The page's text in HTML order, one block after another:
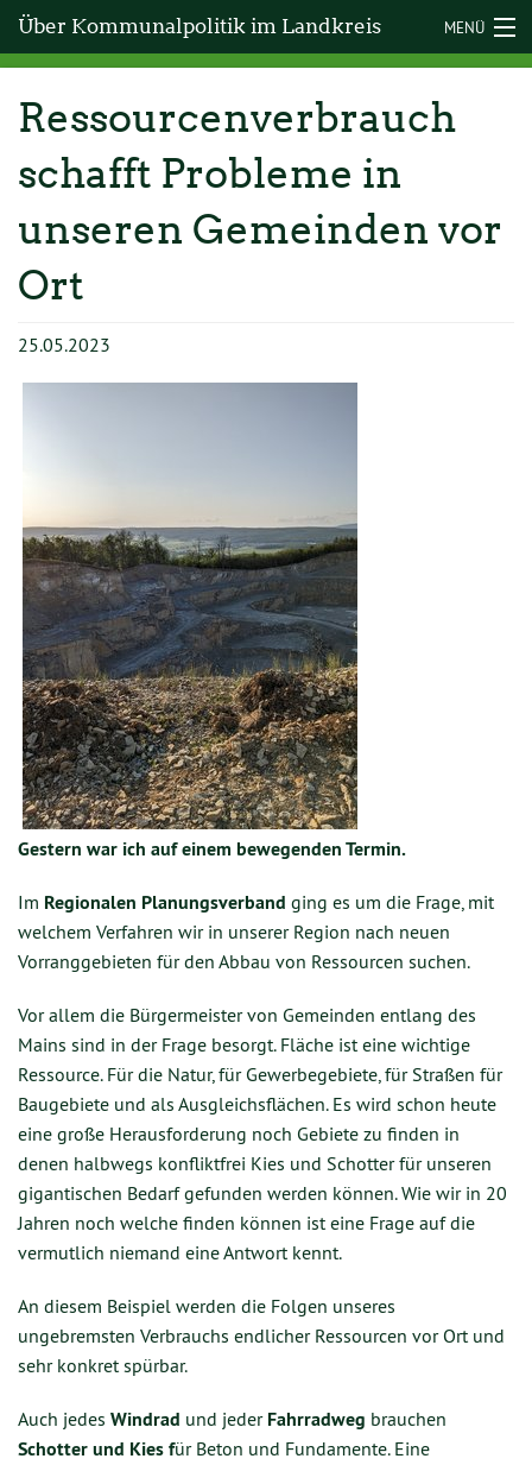
Über Kommunalpolitik im Landkreis MENÜ
STARTSEITE
RADWEGEMELDER
Ressourcenverbrauch
schafft Probleme in
unseren Gemeinden vor
Ort
25.05.2023
Gestern war ich auf einem bewegenden Termin.
Im Regionalen Planungsverband ging es um die Frage, mit
welchem Verfahren wir in unserer Region nach neuen
Vorranggebieten für den Abbau von Ressourcen suchen.
Vor allem die Bürgermeister von Gemeinden entlang des
Mains sind in der Frage besorgt. Fläche ist eine wichtige
Ressource. Für die Natur, für Gewerbegebiete, für Straßen für
Baugebiete und als Ausgleichsflächen. Es wird schon heute
eine große Herausforderung noch Gebiete zu finden in
denen halbwegs konfliktfrei Kies und Schotter für unseren
gigantischen Bedarf gefunden werden können. Wie wir in 20
Jahren noch welche finden können ist eine Frage auf die
vermutlich niemand eine Antwort kennt.
An diesem Beispiel werden die Folgen unseres
ungebremsten Verbrauchs endlicher Ressourcen vor Ort und
sehr konkret spürbar.
Auch jedes Windrad und jeder Fahrradweg brauchen
Schotter und Kies für Beton und Fundamente. Eine